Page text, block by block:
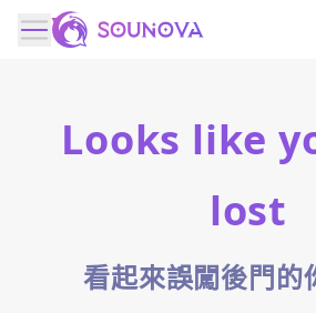
Looks like
lost
看起來誤闖後門的